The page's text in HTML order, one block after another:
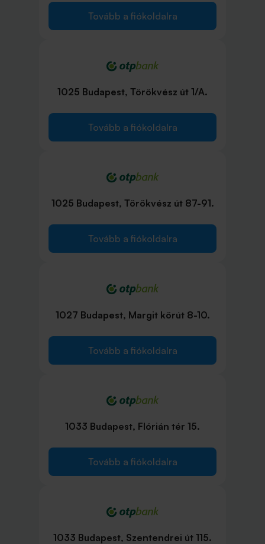
Tovább a fiókoldalra
1025 Budapest, Törökvész út 1/A.
Tovább a fiókoldalra
1025 Budapest, Törökvész út 87-91.
Tovább a fiókoldalra
1027 Budapest, Margit körút 8-10.
Tovább a fiókoldalra
1033 Budapest, Flórián tér 15.
Tovább a fiókoldalra
1033 Budapest, Szentendrei út 115.